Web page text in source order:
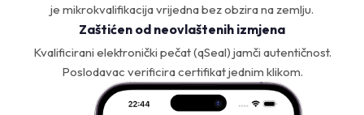
je mikrokvalifikacija vrijedna bez obzira na zemlju.
Zaštićen od neovlaštenih izmjena
Kvalificirani elektronički pečat (qSeal) jamči autentičnost.
Poslodavac verificira certifikat jednim klikom.